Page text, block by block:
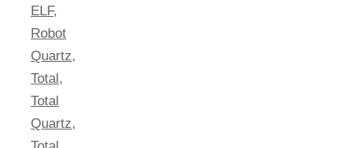
ELF,
Robot
Quartz,
Total,
Total
Quartz,